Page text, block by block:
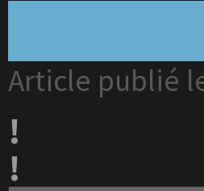
Article publié
!
!